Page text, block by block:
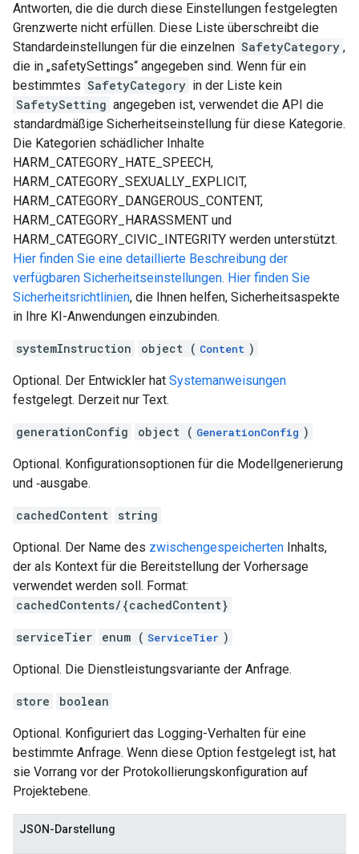
Antworten, die die durch diese Einstellungen festgelegten
Grenzwerte nicht erfüllen. Diese Liste überschreibt die
Standardeinstellungen für die einzelnen SafetyCategory ,
die in „safetySettings“ angegeben sind. Wenn für ein
bestimmtes SafetyCategory in der Liste kein
SafetySetting angegeben ist, verwendet die API die
standardmäßige Sicherheitseinstellung für diese Kategorie.
Die Kategorien schädlicher Inhalte
HARM_CATEGORY_HATE_SPEECH,
HARM_CATEGORY_SEXUALLY_EXPLICIT,
HARM_CATEGORY_DANGEROUS_CONTENT,
HARM_CATEGORY_HARASSMENT und
HARM_CATEGORY_CIVIC_INTEGRITY werden unterstützt.
Hier finden Sie eine detaillierte Beschreibung der
verfügbaren Sicherheitseinstellungen. Hier finden Sie
Sicherheitsrichtlinien, die Ihnen helfen, Sicherheitsaspekte
in Ihre KI-Anwendungen einzubinden.
systemInstruction object ( Content )
Optional. Der Entwickler hat Systemanweisungen
festgelegt. Derzeit nur Text.
generationConfig object ( GenerationConfig )
Optional. Konfigurationsoptionen für die Modellgenerierung
und ‑ausgabe.
cachedContent string
Optional. Der Name des zwischengespeicherten Inhalts,
der als Kontext für die Bereitstellung der Vorhersage
verwendet werden soll. Format:
cachedContents/{cachedContent}
serviceTier enum ( ServiceTier )
Optional. Die Dienstleistungsvariante der Anfrage.
store boolean
Optional. Konfiguriert das Logging-Verhalten für eine
bestimmte Anfrage. Wenn diese Option festgelegt ist, hat
sie Vorrang vor der Protokollierungskonfiguration auf
Projektebene.
JSON-Darstellung